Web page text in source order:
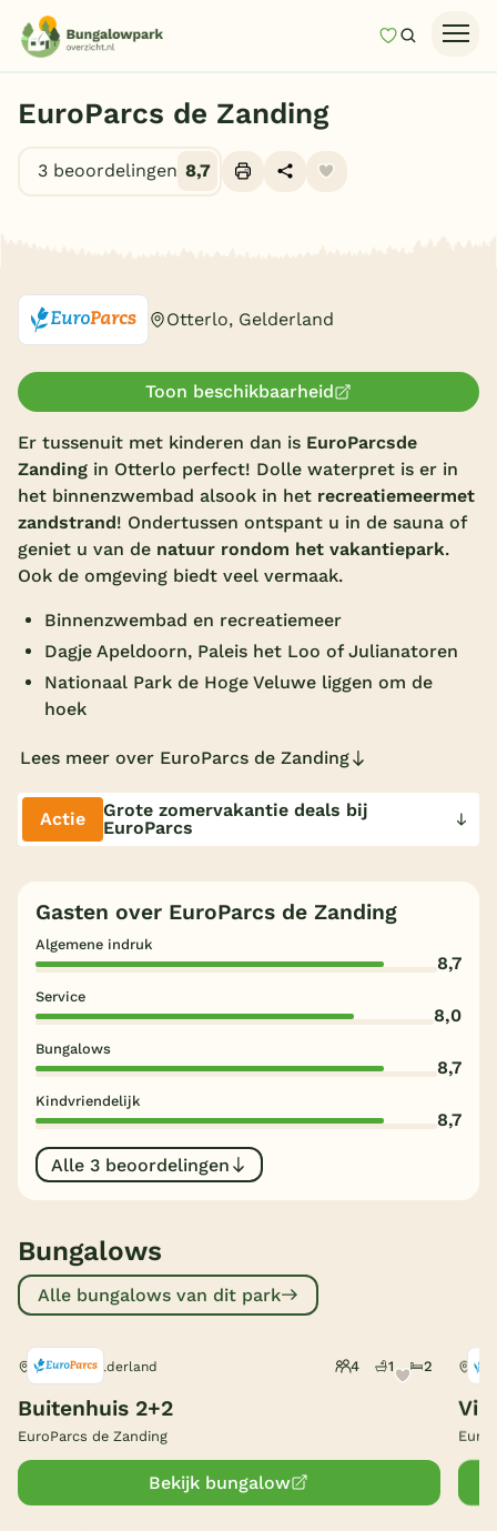
MijnZoeken
Last minutes
Top 12 aanbiedingen
Onze vakantiegidsen
Vakantieparken
Subtropisch zwembad
Overdekt zwembad
Wildwaterbaan
Indoor speeltuin
Alle populaire faciliteiten
Bestemmingen
Nederland
Texel
Onze e-boeken
EuroParcs de Zanding
3 beoordelingen 8,7
Otterlo, Gelderland
Toon beschikbaarheid
Er tussenuit met kinderen dan is EuroParcsde
Zanding in Otterlo perfect! Dolle waterpret is er in
het binnenzwembad alsook in het recreatiemeermet
zandstrand! Ondertussen ontspant u in de sauna of
geniet u van de natuur rondom het vakantiepark.
Ook de omgeving biedt veel vermaak.
Binnenzwembad en recreatiemeer
Dagje Apeldoorn, Paleis het Loo of Julianatoren
Nationaal Park de Hoge Veluwe liggen om de
hoek
Lees meer over EuroParcs de Zanding
Actie
Grote zomervakantie deals bij
EuroParcs
Gasten over EuroParcs de Zanding
Algemene indruk
8,7
Service
8,0
Bungalows
8,7
Kindvriendelijk
8,7
Alle 3 beoordelingen
Bungalows
Alle bungalows van dit park
Otterlo, Gelderland 4 1 2
Buitenhuis 2+2
EuroParcs de Zanding
Bekijk bungalow